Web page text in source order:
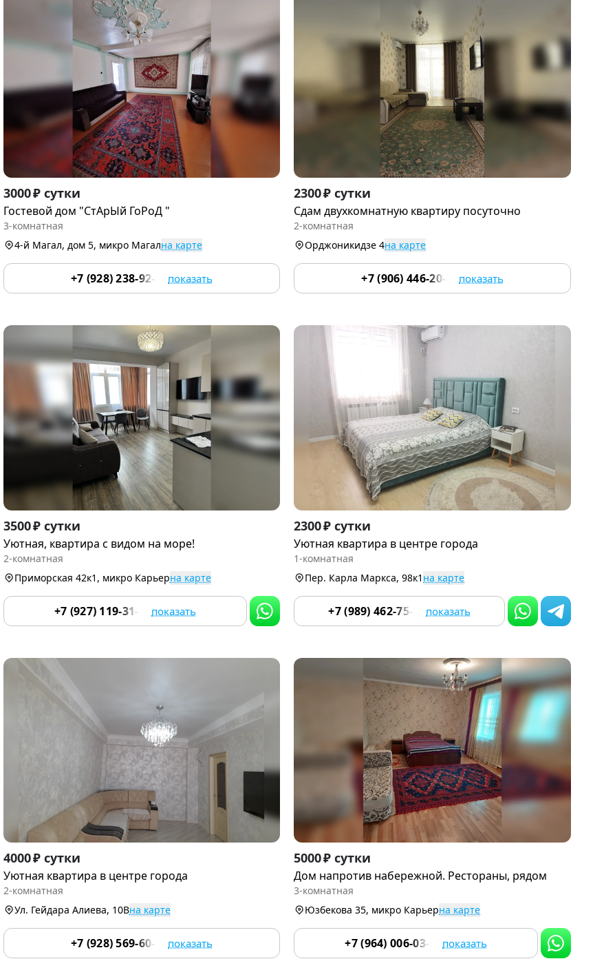
Item
1
of
3000 ₽ сутки
Гостевой дом "СтАрЫй ГоРоД "
3-комнатная
4-й Магал, дом 5, микро Магална карте
+7 (928) 238-92-55 показать
Item
1
of
2300 ₽ сутки
Сдам двухкомнатную квартиру посуточно
2-комнатная
Орджоникидзе 4на карте
+7 (906) 446-20-48 показать
Item
1
of
9
3500 ₽ сутки
Уютная, квартира с видом на море!
2-комнатная
Приморская 42к1, микро Карьерна карте
+7 (927) 119-31-34 показать
Item
1
of
9
2300 ₽ сутки
Уютная квартира в центре города
1-комнатная
Пер. Карла Маркса, 98к1 на карте
+7 (989) 462-75-91 показать
Item
1
of
4000 ₽ сутки
Уютная квартира в центре города
2-комнатная
Ул. Гейдара Алиева, 10Вна карте
+7 (928) 569-60-76 показать
Item
1
of
5000 ₽ сутки
Дом напротив набережной. Рестораны, рядом
3-комнатная
Юзбекова 35, микро Карьерна карте
+7 (964) 006-03-05 показать